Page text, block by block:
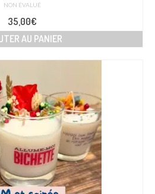
NON ÉVALUÉ
35,00€
AU PANIER